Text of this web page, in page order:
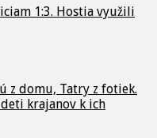
1:3. Hostia využili